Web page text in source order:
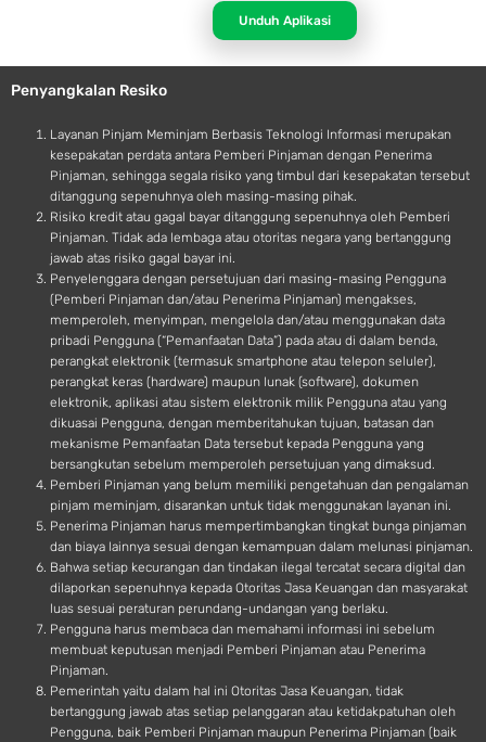
p
l
e
d
r
o
d
Unduh Aplikasi
Penyangkalan Resiko
Layanan Pinjam Meminjam Berbasis Teknologi Informasi merupakan
kesepakatan perdata antara Pemberi Pinjaman dengan Penerima
Pinjaman, sehingga segala risiko yang timbul dari kesepakatan tersebut
ditanggung sepenuhnya oleh masing-masing pihak.
Risiko kredit atau gagal bayar ditanggung sepenuhnya oleh Pemberi
Pinjaman. Tidak ada lembaga atau otoritas negara yang bertanggung
jawab atas risiko gagal bayar ini.
Penyelenggara dengan persetujuan dari masing-masing Pengguna
(Pemberi Pinjaman dan/atau Penerima Pinjaman) mengakses,
memperoleh, menyimpan, mengelola dan/atau menggunakan data
pribadi Pengguna (“Pemanfaatan Data”) pada atau di dalam benda,
perangkat elektronik (termasuk smartphone atau telepon seluler),
perangkat keras (hardware) maupun lunak (software), dokumen
elektronik, aplikasi atau sistem elektronik milik Pengguna atau yang
dikuasai Pengguna, dengan memberitahukan tujuan, batasan dan
mekanisme Pemanfaatan Data tersebut kepada Pengguna yang
bersangkutan sebelum memperoleh persetujuan yang dimaksud.
Pemberi Pinjaman yang belum memiliki pengetahuan dan pengalaman
pinjam meminjam, disarankan untuk tidak menggunakan layanan ini.
Penerima Pinjaman harus mempertimbangkan tingkat bunga pinjaman
dan biaya lainnya sesuai dengan kemampuan dalam melunasi pinjaman.
Bahwa setiap kecurangan dan tindakan ilegal tercatat secara digital dan
dilaporkan sepenuhnya kepada Otoritas Jasa Keuangan dan masyarakat
luas sesuai peraturan perundang-undangan yang berlaku.
Pengguna harus membaca dan memahami informasi ini sebelum
membuat keputusan menjadi Pemberi Pinjaman atau Penerima
Pinjaman.
Pemerintah yaitu dalam hal ini Otoritas Jasa Keuangan, tidak
bertanggung jawab atas setiap pelanggaran atau ketidakpatuhan oleh
Pengguna, baik Pemberi Pinjaman maupun Penerima Pinjaman (baik